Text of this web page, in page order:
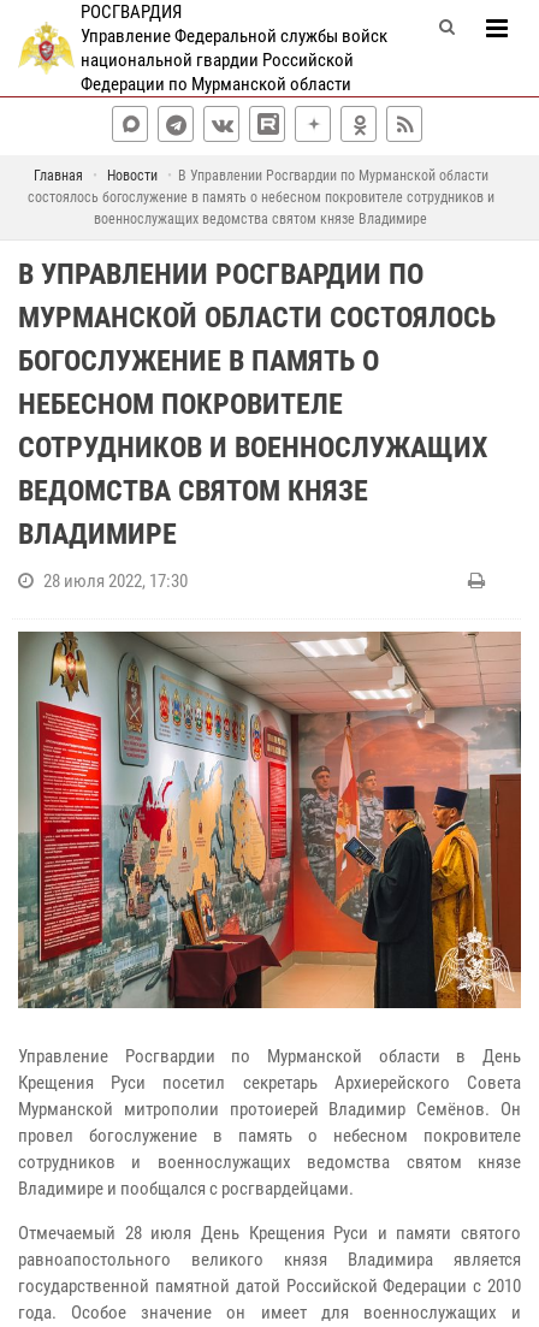
РОСГВАРДИЯ
Управление Федеральной службы войск
национальной гвардии Российской
Федерации по Мурманской области
Главная Новости
В Управлении Росгвардии по Мурманской области
состоялось богослужение в память о небесном покровителе сотрудников и
военнослужащих ведомства святом князе Владимире
В УПРАВЛЕНИИ РОСГВАРДИИ ПО
МУРМАНСКОЙ ОБЛАСТИ СОСТОЯЛОСЬ
БОГОСЛУЖЕНИЕ В ПАМЯТЬ О
НЕБЕСНОМ ПОКРОВИТЕЛЕ
СОТРУДНИКОВ И ВОЕННОСЛУЖАЩИХ
ВЕДОМСТВА СВЯТОМ КНЯЗЕ
ВЛАДИМИРЕ
28 июля 2022, 17:30
Управление Росгвардии по Мурманской области в День
Крещения Руси посетил секретарь Архиерейского Совета
Мурманской митрополии протоиерей Владимир Семёнов. Он
провел богослужение в память о небесном покровителе
сотрудников и военнослужащих ведомства святом князе
Владимире и пообщался с росгвардейцами.
Отмечаемый 28 июля День Крещения Руси и памяти святого
равноапостольного великого князя Владимира является
государственной памятной датой Российской Федерации с 2010
года. Особое значение он имеет для военнослужащих и